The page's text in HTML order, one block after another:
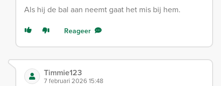
Als hij de bal aan neemt gaat het mis bij hem.
Reageer
Timmie123
7 februari 2026 15:48